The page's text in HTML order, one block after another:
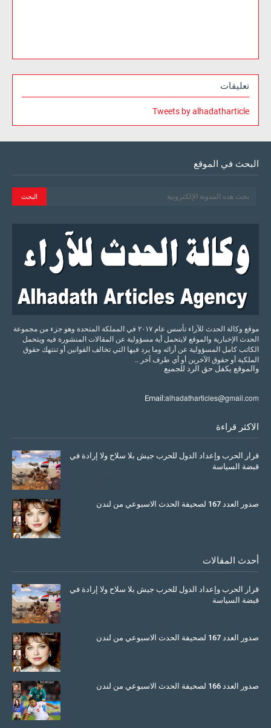
تعليقات
Tweets by alhadatharticle
البحث في الموقع
موقع وكالة الحدث للآراء تأسس عام ٢٠١٧ في المملكة المتحدة وهو جزء من مجموعة
الحدث الإخبارية والموقع لايتحمل أية مسؤولية عن المقالات المنشورة فيه ويتحمل
الكاتب كامل المسؤولية عن أرائه وما يرد فيها التي تخالف القوانين أو تنتهك حقوق
الملكية أو حقوق الآخرين أو أي طرف آخر ..
والموقع يكفل حق الرد للجميع
Email:alhadatharticles@gmail.com
الاكثر قراءة
قرار الحرب وإعداد الدول للحرب جيش بلا سلاح ولا إرادة في
قبضة السياسة
صدور العدد 167 لصحيفة الحدث الاسبوعي من لندن
أحدث المقالات
قرار الحرب وإعداد الدول للحرب جيش بلا سلاح ولا إرادة في
قبضة السياسة
صدور العدد 167 لصحيفة الحدث الاسبوعي من لندن
صدور العدد 166 لصحيفة الحدث الاسبوعي من لندن